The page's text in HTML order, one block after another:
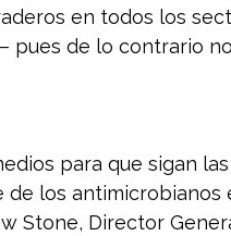
en todos los
pues de lo contrario
para que sigan
los antimicrobianos
Stone, Director